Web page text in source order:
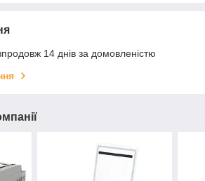
14 днів за домовленістю